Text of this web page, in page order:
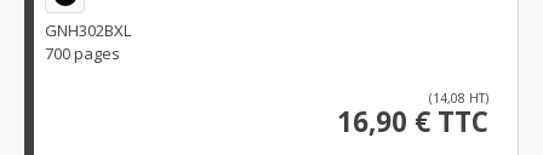
GNH302BXL
700 pages
(14,08 HT)
16,90 € TTC